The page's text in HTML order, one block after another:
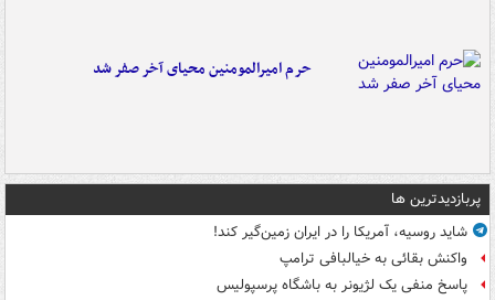
حرم امیرالمومنین محیای آخر صفر شد
پربازدیدترین ها
شاید روسیه، آمریکا را در ایران زمین‌گیر کند!
واکنش بقائی به خیالبافی ترامپ
پاسخ منفی یک لژیونر به باشگاه پرسپولیس